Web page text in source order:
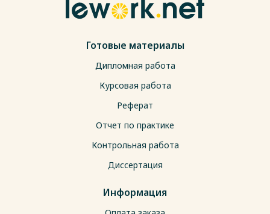
Готовые материалы
Дипломная работа
Курсовая работа
Реферат
Отчет по практике
Контрольная работа
Диссертация
Информация